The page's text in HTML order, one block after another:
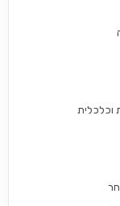
וכלכלית